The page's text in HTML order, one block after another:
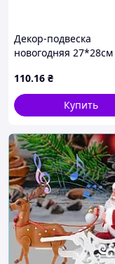
Декор-подвеска
новогодняя 27*28см
STENSON
110.16 ₴
Купить